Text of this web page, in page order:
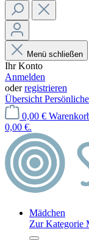
Menü schließen
Ihr Konto
Anmelden
oderregistrieren
Übersicht
0,00 €
0,00 €.
Mädchen
Zur Kategorie